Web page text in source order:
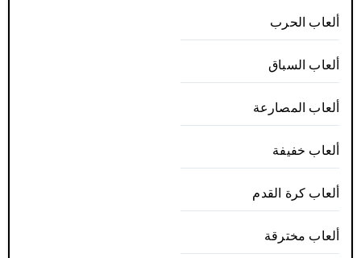
ألعاب الحرب
ألعاب السباق
ألعاب المصارعة
ألعاب خفيفة
ألعاب كرة القدم
ألعاب مخترقة